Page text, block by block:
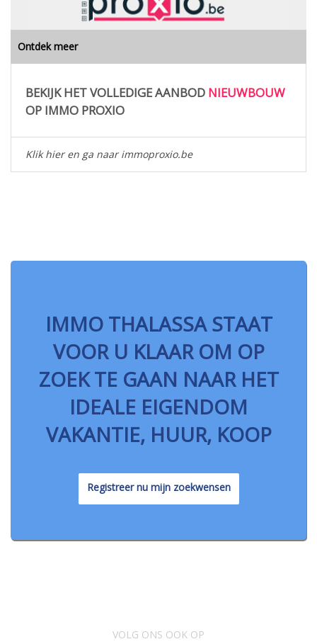
Ontdek meer
BEKIJK HET VOLLEDIGE AANBOD NIEUWBOUW
OP IMMO PROXIO
Klik hier en ga naar immoproxio.be
IMMO THALASSA STAAT
VOOR U KLAAR OM OP
ZOEK TE GAAN NAAR HET
IDEALE EIGENDOM
VAKANTIE, HUUR, KOOP
Registreer nu mijn zoekwensen
VOLG ONS OOK OP